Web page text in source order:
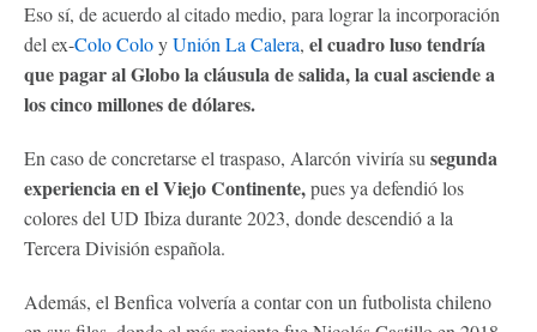
Eso sí, de acuerdo al citado medio, para lograr la incorporación
del ex-Colo ColoyUnión La Calera, el cuadro luso tendría
que pagar al Globo la cláusula de salida, la cual asciende a
los cinco millones de dólares.
En caso de concretarse el traspaso, Alarcón viviría su segunda
experiencia en el Viejo Continente,pues ya defendió los
colores del UD Ibiza durante 2023, donde descendió a la
Tercera División española.
Además, el Benfica volvería a contar con un futbolista chileno